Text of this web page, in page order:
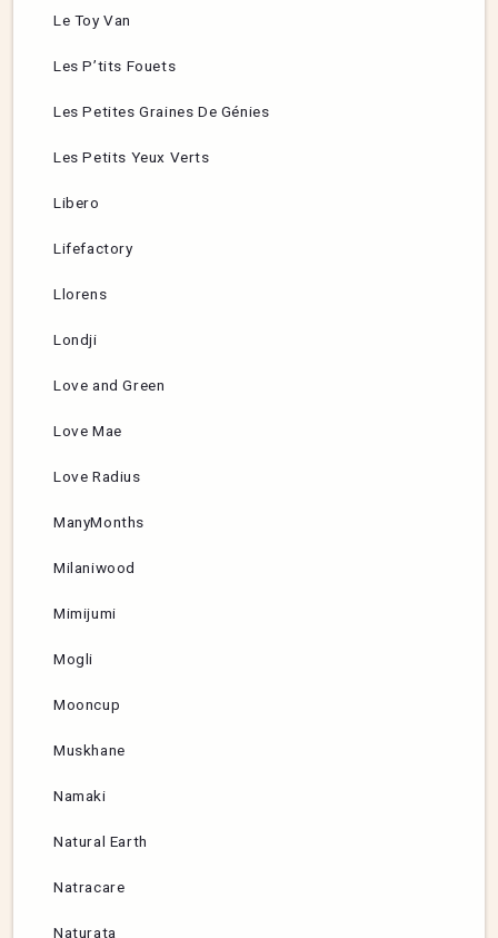
Le Toy Van
Les P’tits Fouets
Les Petites Graines De Génies
Les Petits Yeux Verts
Libero
Lifefactory
Llorens
Londji
Love and Green
Love Mae
Love Radius
ManyMonths
Milaniwood
Mimijumi
Mogli
Mooncup
Muskhane
Namaki
Natural Earth
Natracare
Naturata